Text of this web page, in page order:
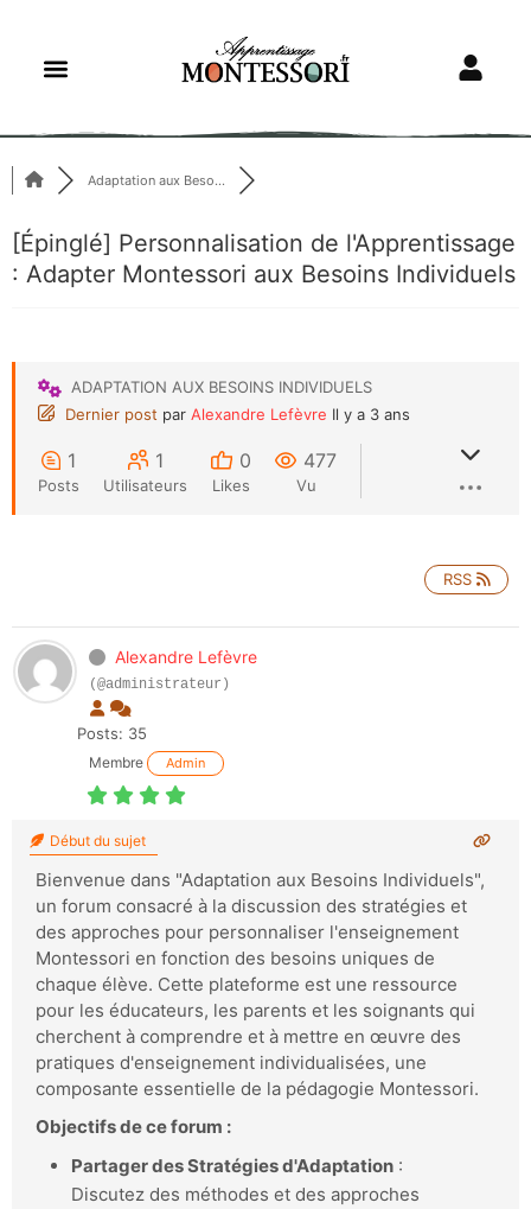
Adaptation aux Beso...
[Épinglé] Personnalisation de l'Apprentissage
: Adapter Montessori aux Besoins Individuels
ADAPTATION AUX BESOINS INDIVIDUELS
Dernier post par Alexandre Lefèvre Il y a 3 ans
1
Posts
1
Utilisateurs
0
Likes
477
Vu
RSS
Alexandre Lefèvre
(@administrateur)
Posts: 35
Membre Admin
Début du sujet
Bienvenue dans "Adaptation aux Besoins Individuels",
un forum consacré à la discussion des stratégies et
des approches pour personnaliser l'enseignement
Montessori en fonction des besoins uniques de
chaque élève. Cette plateforme est une ressource
pour les éducateurs, les parents et les soignants qui
cherchent à comprendre et à mettre en œuvre des
pratiques d'enseignement individualisées, une
composante essentielle de la pédagogie Montessori.
Objectifs de ce forum :
Partager des Stratégies d'Adaptation :
Discutez des méthodes et des approches